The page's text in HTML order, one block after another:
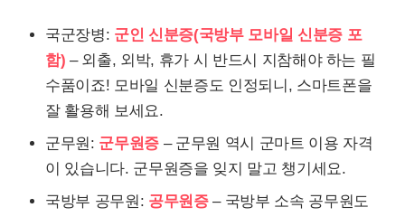
국군장병: 군인 신분증(국방부 모바일 신분증 포
함) – 외출, 외박, 휴가 시 반드시 지참해야 하는 필
수품이죠! 모바일 신분증도 인정되니, 스마트폰을
잘 활용해 보세요.
군무원: 군무원증– 군무원 역시 군마트 이용 자격
이 있습니다. 군무원증을 잊지 말고 챙기세요.
국방부 공무원: 공무원증– 국방부 소속 공무원도